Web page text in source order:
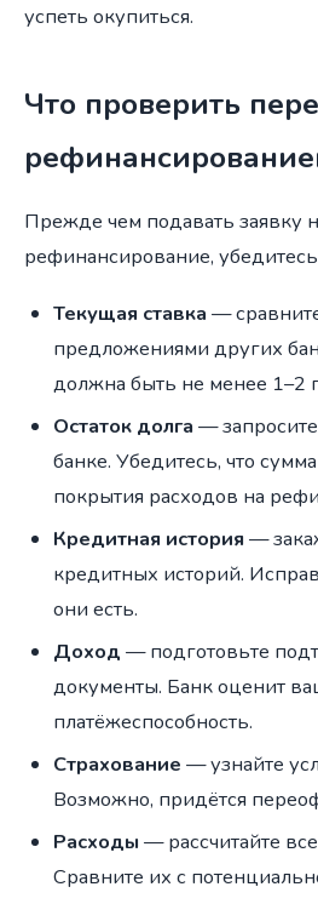
успеть окупиться.
Что проверить
Прежде чем подавать заявку
рефинансирование,
Текущая ставка —
предложениями других
должна быть не менее 1–2
Остаток долга —
банке. Убедитесь, что
покрытия расходов на
Кредитная история —
кредитных историй.
они есть.
Доход — подготовьте
документы. Банк оценит
платёжеспособность.
Страхование — узнайте
Возможно, придётся
Расходы — рассчитайте
Сравните их с